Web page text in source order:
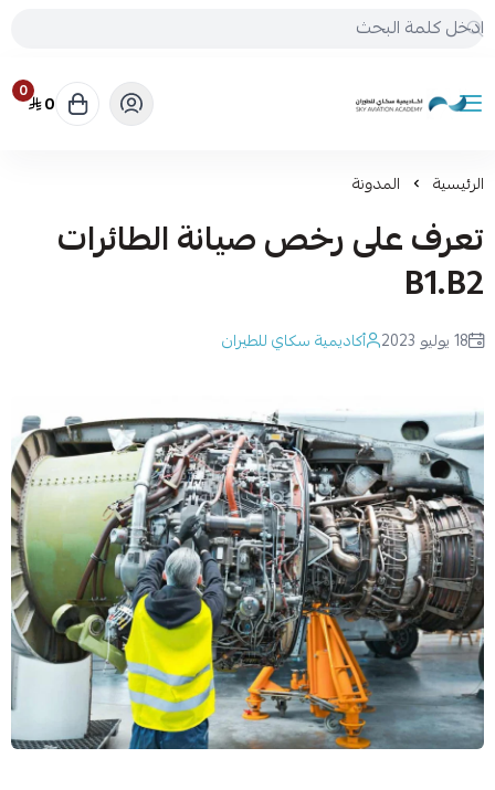
أكاديمية سكاي للطيران
0 0
الرئيسية المدونة
تعرف على رخص صيانة الطائرات
B1.B2
18 يوليو 2023 أكاديمية سكاي للطيران